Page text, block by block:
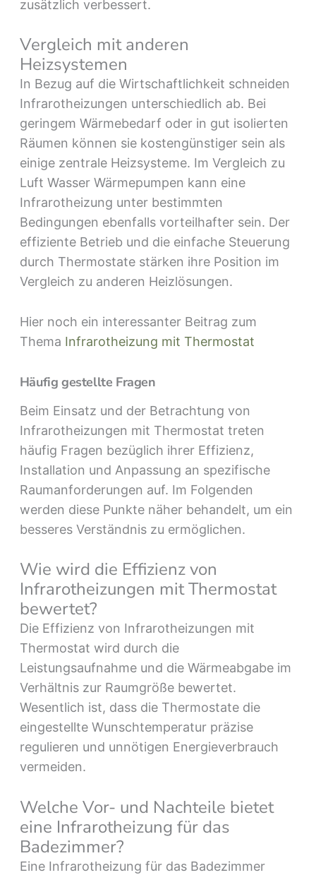
zusätzlich verbessert.
Vergleich mit anderen
Heizsystemen
In Bezug auf die Wirtschaftlichkeit schneiden
Infrarotheizungen unterschiedlich ab. Bei
geringem Wärmebedarf oder in gut isolierten
Räumen können sie kostengünstiger sein als
einige zentrale Heizsysteme. Im Vergleich zu
Luft Wasser Wärmepumpen kann eine
Infrarotheizung unter bestimmten
Bedingungen ebenfalls vorteilhafter sein. Der
effiziente Betrieb und die einfache Steuerung
durch Thermostate stärken ihre Position im
Vergleich zu anderen Heizlösungen.
Hier noch ein interessanter Beitrag zum
Thema Infrarotheizung mit Thermostat
Häufig gestellte Fragen
Beim Einsatz und der Betrachtung von
Infrarotheizungen mit Thermostat treten
häufig Fragen bezüglich ihrer Effizienz,
Installation und Anpassung an spezifische
Raumanforderungen auf. Im Folgenden
werden diese Punkte näher behandelt, um ein
besseres Verständnis zu ermöglichen.
Wie wird die Effizienz von
Infrarotheizungen mit Thermostat
bewertet?
Die Effizienz von Infrarotheizungen mit
Thermostat wird durch die
Leistungsaufnahme und die Wärmeabgabe im
Verhältnis zur Raumgröße bewertet.
Wesentlich ist, dass die Thermostate die
eingestellte Wunschtemperatur präzise
regulieren und unnötigen Energieverbrauch
vermeiden.
Welche Vor- und Nachteile bietet
eine Infrarotheizung für das
Badezimmer?
Eine Infrarotheizung für das Badezimmer